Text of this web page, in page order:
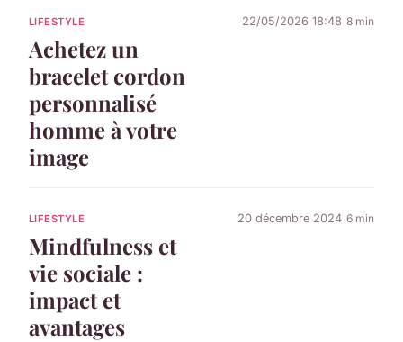
LIFESTYLE
Achetez un
bracelet cordon
personnalisé
homme à votre
image
22/05/2026 18:48 8 min
LIFESTYLE
Mindfulness et
vie sociale :
impact et
avantages
20 décembre 2024 6 min